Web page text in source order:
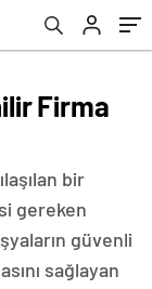
Firma
bir
gereken
güvenli
sağlayan